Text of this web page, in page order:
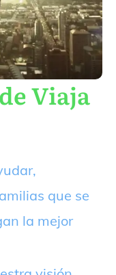
Viaja
que se
la mejor